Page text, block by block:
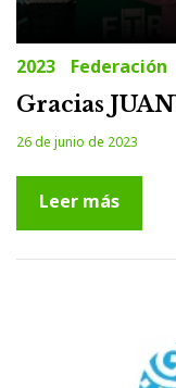
2023 Federación
Gracias
26 de junio de 2023
Leer más